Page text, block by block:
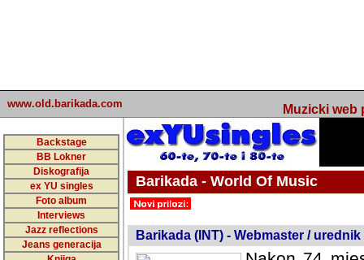
www.old.barikada.com Muzicki web
Backstage
BB Lokner
Diskografija
ex YU singles
Foto album
Interviews
Jazz reflections
Jeans generacija
Barikada - World Of Music
Barikada (INT) - Webmaster / urednik